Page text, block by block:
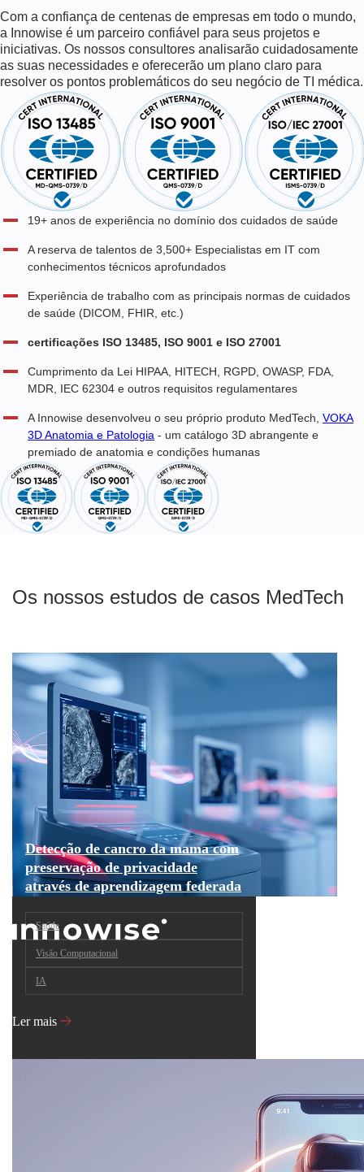
Com a confiança de centenas de empresas em todo o mundo,
a Innowise é um parceiro confiável para seus projetos e
iniciativas. Os nossos consultores analisarão cuidadosamente
as suas necessidades e oferecerão um plano claro para
resolver os pontos problemáticos do seu negócio de TI médica.
19+ anos de experiência no domínio dos cuidados de saúde
A reserva de talentos de 3,500+ Especialistas em IT com
conhecimentos técnicos aprofundados
Experiência de trabalho com as principais normas de cuidados
de saúde (DICOM, FHIR, etc.)
certificações ISO 13485, ISO 9001 e ISO 27001
Cumprimento da Lei HIPAA, HITECH, RGPD, OWASP, FDA,
MDR, IEC 62304 e outros requisitos regulamentares
A Innowise desenvolveu o seu próprio produto MedTech, VOKA
3D Anatomia e Patologia - um catálogo 3D abrangente e
premiado de anatomia e condições humanas
Os nossos estudos de casos MedTech
Detecção de cancro da mama com
preservação de privacidade
através de aprendizagem federada
Saúde
Visão Computacional
IA
Ler mais